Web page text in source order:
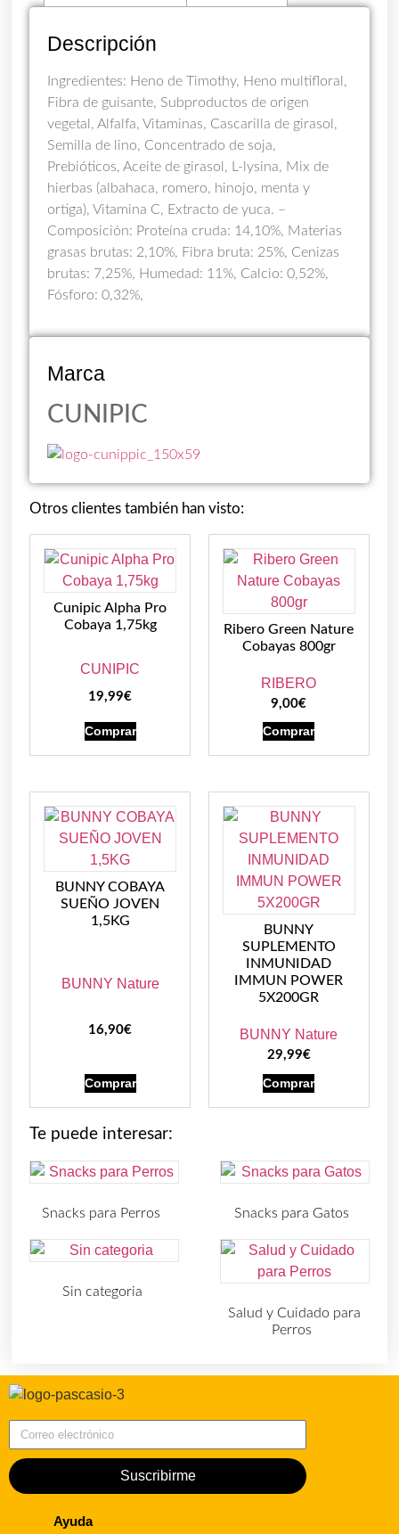
Descripción
Ingredientes: Heno de Timothy, Heno multifloral,
Fibra de guisante, Subproductos de origen
vegetal, Alfalfa, Vitaminas, Cascarilla de girasol,
Semilla de lino, Concentrado de soja,
Prebióticos, Aceite de girasol, L-lysina, Mix de
hierbas (albahaca, romero, hinojo, menta y
ortiga), Vitamina C, Extracto de yuca. –
Composición: Proteína cruda: 14,10%, Materias
grasas brutas: 2,10%, Fibra bruta: 25%, Cenizas
brutas: 7,25%, Humedad: 11%, Calcio: 0,52%,
Fósforo: 0,32%,
Marca
CUNIPIC
Otros clientes también han visto:
Cunipic Alpha Pro
Cobaya 1,75kg
CUNIPIC
19,99€
Comprar
Ribero Green Nature
Cobayas 800gr
RIBERO
9,00€
Comprar
BUNNY COBAYA
SUEÑO JOVEN
1,5KG
BUNNY Nature
16,90€
Comprar
BUNNY
SUPLEMENTO
INMUNIDAD
IMMUN POWER
5X200GR
BUNNY Nature
29,99€
Comprar
Te puede interesar:
Snacks para Perros Snacks para Gatos
Sin categoria
Salud y Cuidado para
Perros
Suscribirme
Ayuda